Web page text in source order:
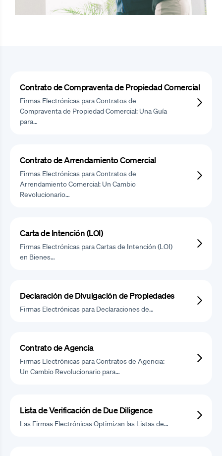
Contrato de Compraventa de Propiedad Comercial
Firmas Electrónicas para Contratos de
Compraventa de Propiedad Comercial: Una Guía
para…
Contrato de Arrendamiento Comercial
Firmas Electrónicas para Contratos de
Arrendamiento Comercial: Un Cambio
Revolucionario…
Carta de Intención (LOI)
Firmas Electrónicas para Cartas de Intención (LOI)
en Bienes…
Declaración de Divulgación de Propiedades
Firmas Electrónicas para Declaraciones de…
Contrato de Agencia
Firmas Electrónicas para Contratos de Agencia:
Un Cambio Revolucionario para…
Lista de Verificación de Due Diligence
Las Firmas Electrónicas Optimizan las Listas de…